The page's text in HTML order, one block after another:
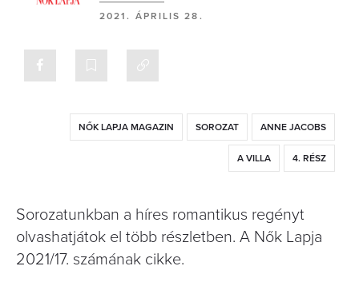
2021. ÁPRILIS 28.
NŐK LAPJA MAGAZIN SOROZAT ANNE JACOBS
A VILLA 4. RÉSZ
Sorozatunkban a híres romantikus regényt
olvashatjátok el több részletben. A Nők Lapja
2021/17. számának cikke.